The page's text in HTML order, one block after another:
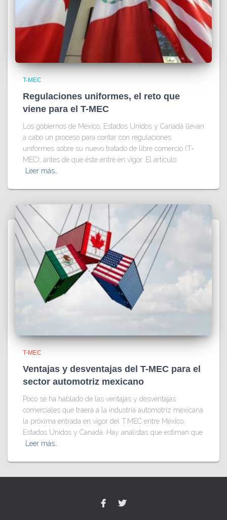
T-MEC
Regulaciones uniformes, el reto que
viene para el T-MEC
Los gobiernos de México, Estados Unidos y Canadá llevan
a cabo un proceso para contar con regulaciones
uniformes sobre su nuevo tratado de libre comercio (T-
MEC), antes de que éste entre en vigor. El artículo
Leer más…
T-MEC
Ventajas y desventajas del T-MEC para el
sector automotriz mexicano
Poco se ha hablado de las ventajas y desventajas
comerciales que traerá a la industria automotriz mexicana
la próxima entrada en vigor del T.MEC entre México,
Estados Unidos y Canadá. Hay analistas que estiman que
Leer más…